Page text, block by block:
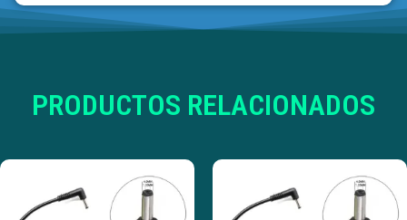
PRODUCTOS RELACIONADOS